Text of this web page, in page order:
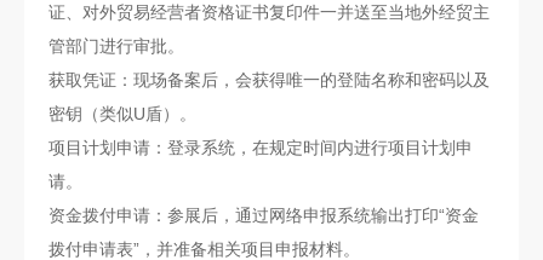
证、对外贸易经营者资格证书复印件一并送至当地外经贸主
管部门进行审批。
获取凭证：现场备案后，会获得唯一的登陆名称和密码以及
密钥（类似U盾）。
项目计划申请：登录系统，在规定时间内进行项目计划申
请。
资金拨付申请：参展后，通过网络申报系统输出打印“资金
拨付申请表”，并准备相关项目申报材料。